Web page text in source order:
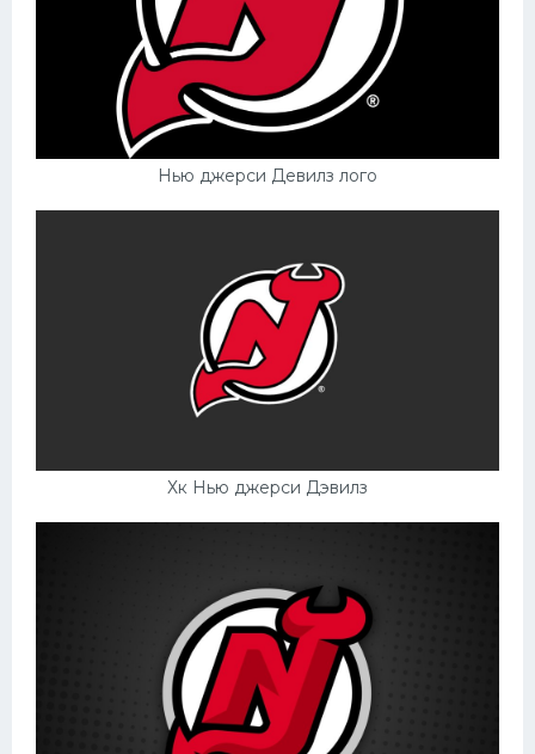
Нью джерси Девилз лого
Хк Нью джерси Дэвилз